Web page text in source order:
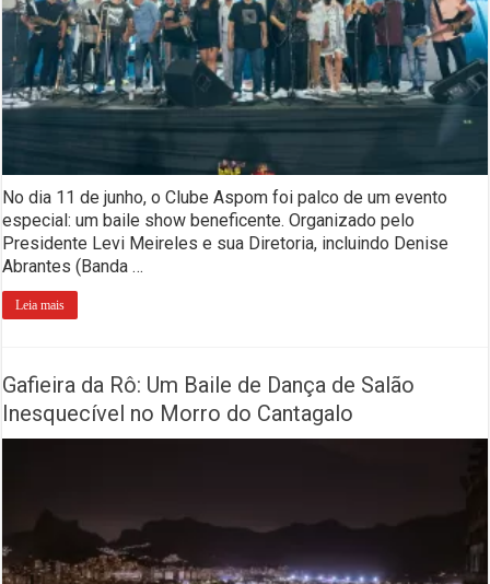
No dia 11 de junho, o Clube Aspom foi palco de um evento
especial: um baile show beneficente. Organizado pelo
Presidente Levi Meireles e sua Diretoria, incluindo Denise
Abrantes (Banda …
Leia mais
Gafieira da Rô: Um Baile de Dança de Salão
Inesquecível no Morro do Cantagalo